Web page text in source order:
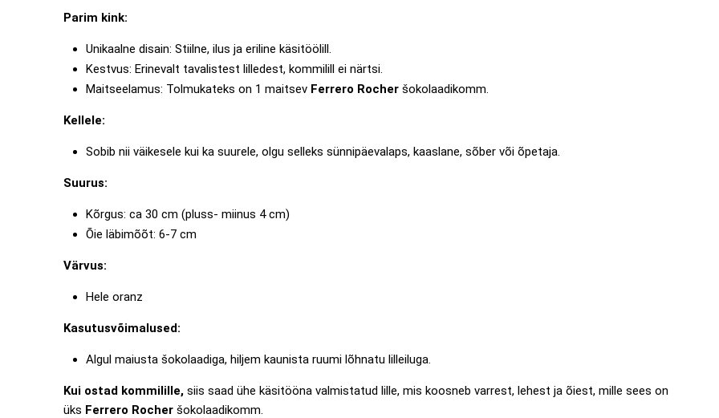
Parim kink:
Unikaalne disain: Stiilne, ilus ja eriline käsitöölill.
Kestvus: Erinevalt tavalistest lilledest, kommilill ei närtsi.
Maitseelamus: Tolmukateks on 1 maitsev Ferrero Rocheršokolaadikomm.
Kellele:
Sobib nii väikesele kui ka suurele, olgu selleks sünnipäevalaps, kaaslane, sõber või õpetaja.
Suurus:
Kõrgus: ca 30 cm (pluss- miinus 4 cm)
Õie läbimõõt: 6-7 cm
Värvus:
Hele oranz
Kasutusvõimalused:
Algul maiusta šokolaadiga, hiljem kaunista ruumi lõhnatu lilleiluga.
Kui ostad kommilille,siis saad ühe käsitööna valmistatud lille, mis koosneb varrest, lehest ja õiest, mille sees on
üks Ferrero Rocheršokolaadikomm.